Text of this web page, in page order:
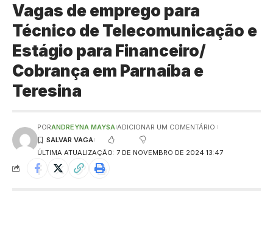
Vagas de emprego para
Técnico de Telecomunicação e
Estágio para Financeiro/
Cobrança em Parnaíba e
Teresina
ÚLTIMA ATUALIZAÇÃO: 7 DE NOVEMBRO DE 2024 13:47
PORANDREYNA MAYSA ADICIONAR UM COMENTÁRIO